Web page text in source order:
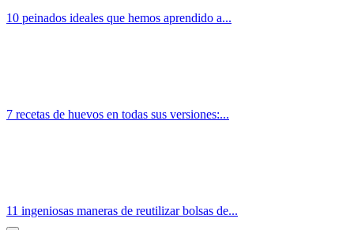
10 peinados ideales que hemos aprendido a...
7 recetas de huevos en todas sus versiones:...
11 ingeniosas maneras de reutilizar bolsas de...